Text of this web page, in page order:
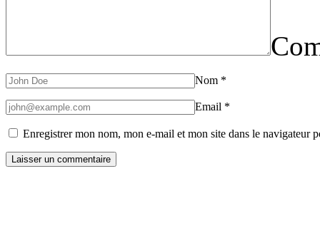
Nom *
Email *
Enregistrer mon nom, mon e-mail et mon site dans le navigateur